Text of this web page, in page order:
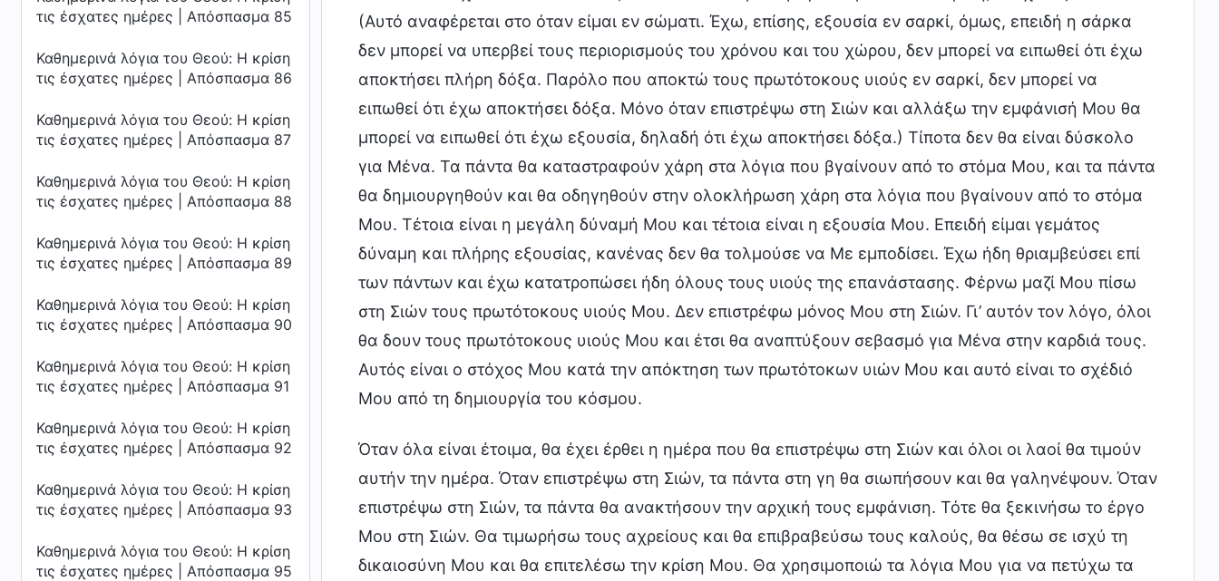
τις έσχατες ημέρες | Απόσπασμα 85
Καθημερινά λόγια του Θεού: Η κρίση
τις έσχατες ημέρες | Απόσπασμα 86
Καθημερινά λόγια του Θεού: Η κρίση
τις έσχατες ημέρες | Απόσπασμα 87
Καθημερινά λόγια του Θεού: Η κρίση
τις έσχατες ημέρες | Απόσπασμα 88
Καθημερινά λόγια του Θεού: Η κρίση
τις έσχατες ημέρες | Απόσπασμα 89
Καθημερινά λόγια του Θεού: Η κρίση
τις έσχατες ημέρες | Απόσπασμα 90
Καθημερινά λόγια του Θεού: Η κρίση
τις έσχατες ημέρες | Απόσπασμα 91
Καθημερινά λόγια του Θεού: Η κρίση
τις έσχατες ημέρες | Απόσπασμα 92
Καθημερινά λόγια του Θεού: Η κρίση
τις έσχατες ημέρες | Απόσπασμα 93
Καθημερινά λόγια του Θεού: Η κρίση
τις έσχατες ημέρες | Απόσπασμα 95
(Αυτό αναφέρεται στο όταν είμαι εν σώματι. Έχω, επίσης, εξουσία εν σαρκί, όμως, επειδή η σάρκα
δεν μπορεί να υπερβεί τους περιορισμούς του χρόνου και του χώρου, δεν μπορεί να ειπωθεί ότι έχω
αποκτήσει πλήρη δόξα. Παρόλο που αποκτώ τους πρωτότοκους υιούς εν σαρκί, δεν μπορεί να
ειπωθεί ότι έχω αποκτήσει δόξα. Μόνο όταν επιστρέψω στη Σιών και αλλάξω την εμφάνισή Μου θα
μπορεί να ειπωθεί ότι έχω εξουσία, δηλαδή ότι έχω αποκτήσει δόξα.) Τίποτα δεν θα είναι δύσκολο
για Μένα. Τα πάντα θα καταστραφούν χάρη στα λόγια που βγαίνουν από το στόμα Μου, και τα πάντα
θα δημιουργηθούν και θα οδηγηθούν στην ολοκλήρωση χάρη στα λόγια που βγαίνουν από το στόμα
Μου. Τέτοια είναι η μεγάλη δύναμή Μου και τέτοια είναι η εξουσία Μου. Επειδή είμαι γεμάτος
δύναμη και πλήρης εξουσίας, κανένας δεν θα τολμούσε να Με εμποδίσει. Έχω ήδη θριαμβεύσει επί
των πάντων και έχω κατατροπώσει ήδη όλους τους υιούς της επανάστασης. Φέρνω μαζί Μου πίσω
στη Σιών τους πρωτότοκους υιούς Μου. Δεν επιστρέφω μόνος Μου στη Σιών. Γι’ αυτόν τον λόγο, όλοι
θα δουν τους πρωτότοκους υιούς Μου και έτσι θα αναπτύξουν σεβασμό για Μένα στην καρδιά τους.
Αυτός είναι ο στόχος Μου κατά την απόκτηση των πρωτότοκων υιών Μου και αυτό είναι το σχέδιό
Μου από τη δημιουργία του κόσμου.
Όταν όλα είναι έτοιμα, θα έχει έρθει η ημέρα που θα επιστρέψω στη Σιών και όλοι οι λαοί θα τιμούν
αυτήν την ημέρα. Όταν επιστρέψω στη Σιών, τα πάντα στη γη θα σιωπήσουν και θα γαληνέψουν. Όταν
επιστρέψω στη Σιών, τα πάντα θα ανακτήσουν την αρχική τους εμφάνιση. Τότε θα ξεκινήσω το έργο
Μου στη Σιών. Θα τιμωρήσω τους αχρείους και θα επιβραβεύσω τους καλούς, θα θέσω σε ισχύ τη
δικαιοσύνη Μου και θα επιτελέσω την κρίση Μου. Θα χρησιμοποιώ τα λόγια Μου για να πετύχω τα